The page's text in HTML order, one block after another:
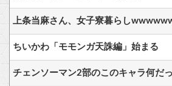
上条当麻さん、女子寮暮らし
ちいかわ「モモンガ天誅編」始まる